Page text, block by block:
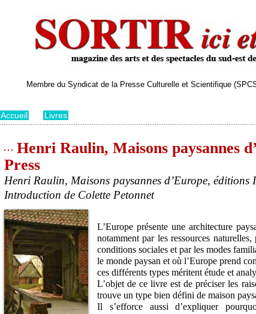
Membre du Syndicat de la Presse Culturelle et Scientifique
Accueil Livres
Henri Raulin, Maisons paysannes
Press
Henri Raulin, Maisons paysannes d’Europe, éditions
Introduction de Colette Petonnet
L’Europe présente une architecture
notamment par les ressources
conditions sociales et par les modes
le monde paysan et où l’Europe prend
ces différents types méritent étude et
L’objet de ce livre est de préciser les
trouve un type bien défini de maison
Il s’efforce aussi d’expliquer